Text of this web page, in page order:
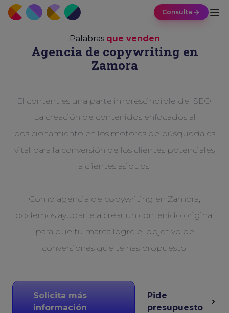
Consulta
Palabras que venden
Agencia de copywriting en
Zamora
El content es una parte imprescindible del SEO.
La creación de contenidos enfocados al
posicionamiento en los motores de búsqueda es
vital para la conversión de los clientes potenciales
a clientes asiduos.
Como agencia de copywriting en Zamora,
podemos ayudarte a crear un contenido original
para que tu marca logre el objetivo de
conversiones que te has propuesto.
Solicita más
información
Pide
presupuesto